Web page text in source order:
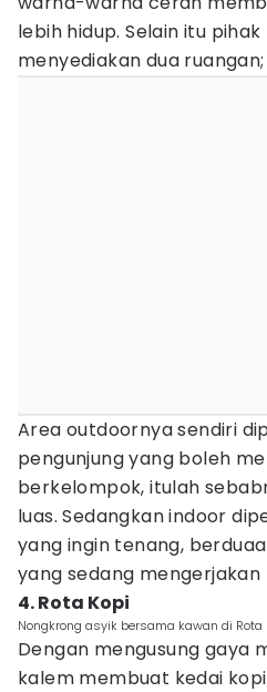
lebih hidup. Selain itu
menyediakan dua
Area outdoornya sendiri
pengunjung yang boleh
berkelompok, itulah
luas. Sedangkan indoor
yang ingin tenang,
yang sedang mengerjakan
4. Rota Kopi
Nongkrong asyik bersama kawan di
Dengan mengusung gaya
kalem membuat kedai